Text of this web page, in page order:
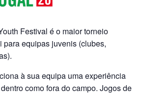
Festival é o maior torneio
para equipas juvenis (clubes,
à sua equipa uma experiência
como fora do campo. Jogos de